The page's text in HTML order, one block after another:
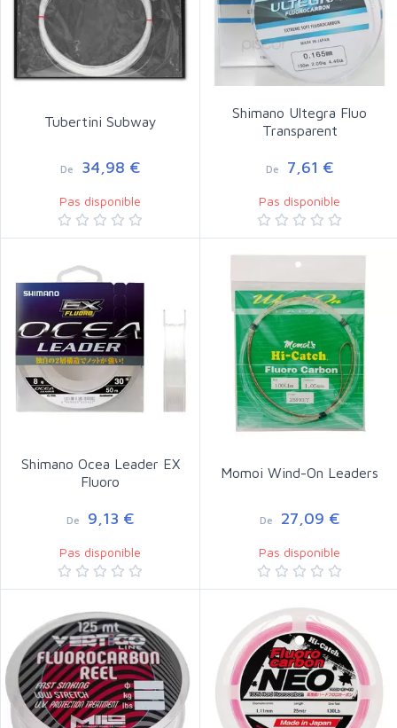
Tubertini Subway
De 34,98 €
Pas disponible
Shimano Ultegra Fluo
Transparent
De 7,61 €
Pas disponible
Shimano Ocea Leader EX
Fluoro
De 9,13 €
Pas disponible
Momoi Wind-On Leaders
De 27,09 €
Pas disponible